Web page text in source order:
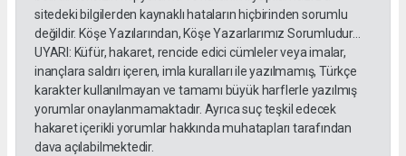
sitedeki bilgilerden kaynaklı hataların hiçbirinden sorumlu
değildir. Köşe Yazılarından, Köşe Yazarlarımız Sorumludur...
UYARI: Küfür, hakaret, rencide edici cümleler veya imalar,
inançlara saldırı içeren, imla kuralları ile yazılmamış, Türkçe
karakter kullanılmayan ve tamamı büyük harflerle yazılmış
yorumlar onaylanmamaktadır. Ayrıca suç teşkil edecek
hakaret içerikli yorumlar hakkında muhatapları tarafından
dava açılabilmektedir.